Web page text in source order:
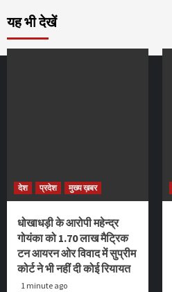
यह भी देखें
देश प्रदेश मुख्य ख़बर
धोखाधड़ी के आरोपी महेन्द्र
गोयंका को 1.70 लाख मैट्रिक
टन आयरन ओर विवाद में सुप्रीम
कोर्ट ने भी नहीं दी कोई रियायत
1 minute ago